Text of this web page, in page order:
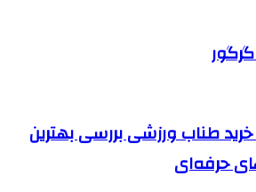
طناب ورزشی بررسی بهترین
حرفه‌ای